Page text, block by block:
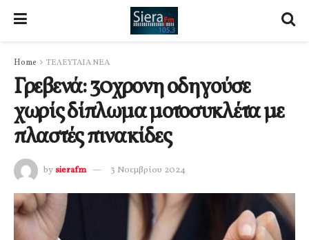
Home ΤΕΛΕΥΤΑΙΑ ΝΕΑ
Γρεβενά: 30χρονη οδηγούσε
χωρίς δίπλωμα μοτοσυκλέτα με
πλαστές πινακίδες
by sierafm 3 Νοεμβρίου 2024